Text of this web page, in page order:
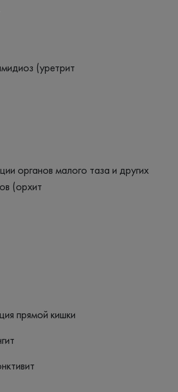
(уретрит
органов малого таза и других
(орхит
прямой кишки